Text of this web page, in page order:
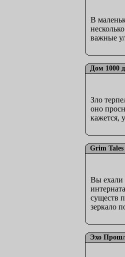
В
важные
Дом 1000
Зло
оно
кажется,
Grim
Вы ехали
существ
зеркало
Эхо